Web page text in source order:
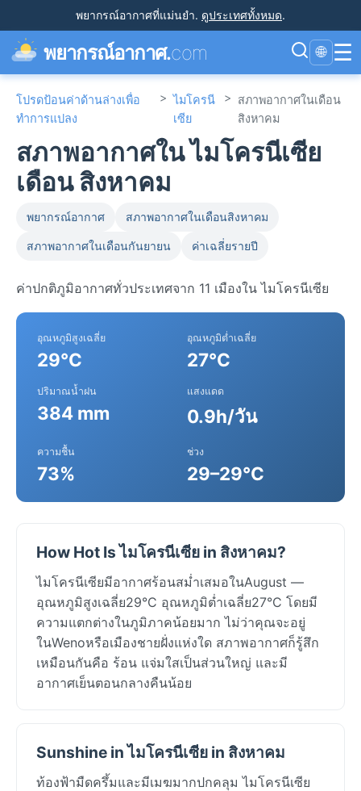
พยากรณ์อากาศที่แม่นยำ. ดูประเทศทั้งหมด.
พยากรณ์อากาศ.com 🌐 ☰
โปรดป้อนค่าด้านล่างเพื่อ
ทำการแปลง
> ไมโครนี
เซีย
> สภาพอากาศในเดือน
สิงหาคม
สภาพอากาศใน ไมโครนีเซีย
เดือน สิงหาคม
พยากรณ์อากาศ สภาพอากาศในเดือนสิงหาคม
สภาพอากาศในเดือนกันยายน ค่าเฉลี่ยรายปี
ค่าปกติภูมิอากาศทั่วประเทศจาก 11 เมืองใน ไมโครนีเซีย
อุณหภูมิสูงเฉลี่ย
29°C
อุณหภูมิต่ำเฉลี่ย
27°C
ปริมาณน้ำฝน
384 mm
แสงแดด
0.9h/วัน
ความชื้น
73%
ช่วง
29–29°C
How Hot Is ไมโครนีเซีย in สิงหาคม?
ไมโครนีเซียมีอากาศร้อนสม่ำเสมอในAugust —
อุณหภูมิสูงเฉลี่ย29°C อุณหภูมิต่ำเฉลี่ย27°C โดยมี
ความแตกต่างในภูมิภาคน้อยมาก ไม่ว่าคุณจะอยู่
ในWenoหรือเมืองชายฝั่งแห่งใด สภาพอากาศก็รู้สึก
เหมือนกันคือ ร้อน แจ่มใสเป็นส่วนใหญ่ และมี
อากาศเย็นตอนกลางคืนน้อย
Sunshine in ไมโครนีเซีย in สิงหาคม
ท้องฟ้ามืดครึ้มและมีเมฆมากปกคลุม ไมโครนีเซีย